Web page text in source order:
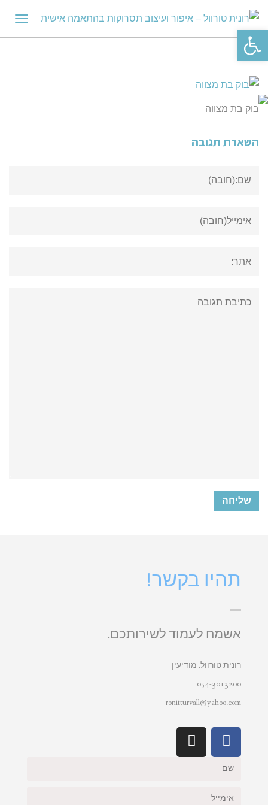
בוק בת מצווה
השארת תגובה
תהיו בקשר!
אשמח לעמוד לשירותכם.
רונית טורוול, מודיעין
054-3013200
ronitturvall@yahoo.com
פתח סרגל נגישות